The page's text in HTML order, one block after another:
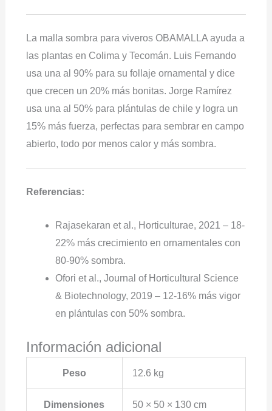
La malla sombra para viveros OBAMALLA ayuda a
las plantas en Colima y Tecomán. Luis Fernando
usa una al 90% para su follaje ornamental y dice
que crecen un 20% más bonitas. Jorge Ramírez
usa una al 50% para plántulas de chile y logra un
15% más fuerza, perfectas para sembrar en campo
abierto, todo por menos calor y más sombra.
Referencias:
Rajasekaran et al., Horticulturae, 2021 – 18-
22% más crecimiento en ornamentales con
80-90% sombra.
Ofori et al., Journal of Horticultural Science
& Biotechnology, 2019 – 12-16% más vigor
en plántulas con 50% sombra.
Información adicional
Peso 12.6 kg
Dimensiones 50 × 50 × 130 cm